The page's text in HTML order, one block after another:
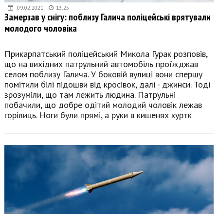
09.02.2021 13:25
Замерзав у снігу: поблизу Галича поліцейські врятували
молодого чоловіка
Прикарпатський поліцейський Микола Гурак розповів,
що на вихідних патрульний автомобіль проїжджав
селом поблизу Галича. У боковій вулиці вони спершу
помітили білі підошви від кросівок, далі - джинси. Тоді
зрозуміли, що там лежить людина. Патрульні
побачили, що добре одітий молодий чоловік лежав
горілиць. Ноги були прямі, а руки в кишенях куртк